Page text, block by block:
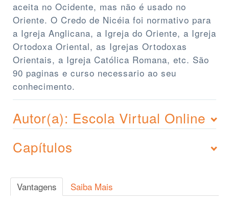
aceita no Ocidente, mas não é usado no
Oriente. O Credo de Nicéia foi normativo para
a Igreja Anglicana, a Igreja do Oriente, a Igreja
Ortodoxa Oriental, as Igrejas Ortodoxas
Orientais, a Igreja Católica Romana, etc. São
90 paginas e curso necessario ao seu
conhecimento.
Autor(a): Escola Virtual Online
Capítulos
Vantagens Saiba Mais